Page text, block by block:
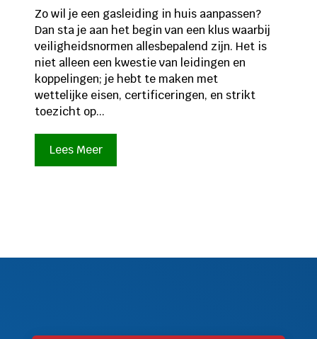
Zo wil je een gasleiding in huis aanpassen?
Dan sta je aan het begin van een klus waarbij
veiligheidsnormen allesbepalend zijn. Het is
niet alleen een kwestie van leidingen en
koppelingen; je hebt te maken met
wettelijke eisen, certificeringen, en strikt
toezicht op...
Lees Meer